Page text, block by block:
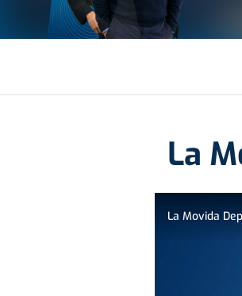
La
La Movida